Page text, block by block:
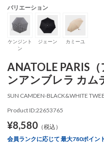
バリエーション
ケンジント
ン
ジェーン カミーユ
ANATOLE PARIS
ンアンブレラ カム
SUN CAMDEN-BLACK&WHITE
Product ID:22653765
¥8,580 （税込）
会員ランクに応じて 最大780ポイン